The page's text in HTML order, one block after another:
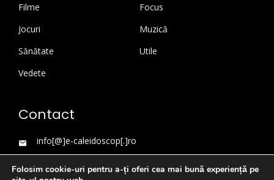
Filme
Focus
Jocuri
Muzică
Sănătate
Utile
Vedete
Contact
info[@]e-caleidoscop[.]ro
Folosim cookie-uri pentru a-ți oferi cea mai bună experiență pe